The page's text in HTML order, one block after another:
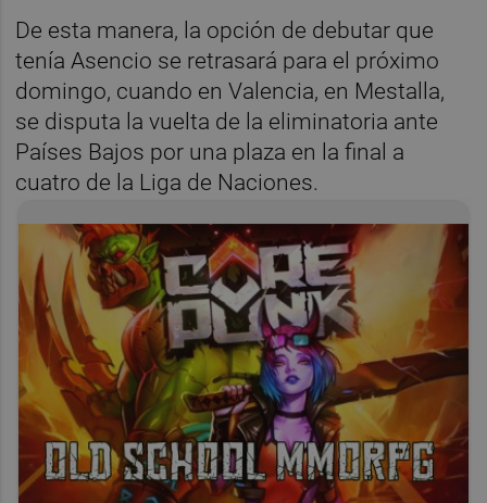
De esta manera, la opción de debutar que
tenía Asencio se retrasará para el próximo
domingo, cuando en Valencia, en Mestalla,
se disputa la vuelta de la eliminatoria ante
Países Bajos por una plaza en la final a
cuatro de la Liga de Naciones.